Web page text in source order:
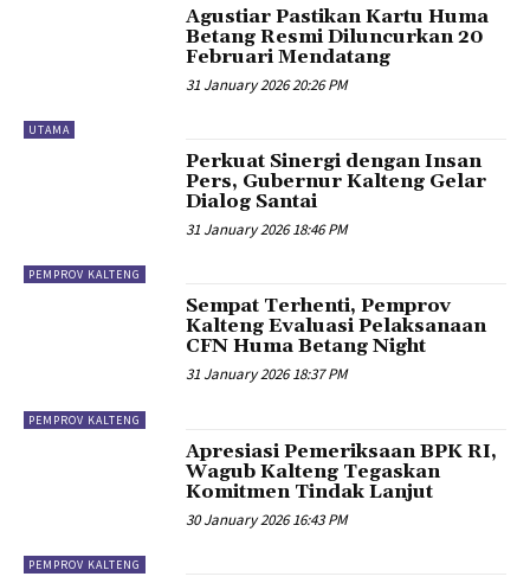
UTAMA
Agustiar Pastikan Kartu Huma
Betang Resmi Diluncurkan 20
Februari Mendatang
31 January 2026 20:26 PM
PEMPROV KALTENG
Perkuat Sinergi dengan Insan
Pers, Gubernur Kalteng Gelar
Dialog Santai
31 January 2026 18:46 PM
PEMPROV KALTENG
Sempat Terhenti, Pemprov
Kalteng Evaluasi Pelaksanaan
CFN Huma Betang Night
31 January 2026 18:37 PM
PEMPROV KALTENG
Apresiasi Pemeriksaan BPK RI,
Wagub Kalteng Tegaskan
Komitmen Tindak Lanjut
30 January 2026 16:43 PM